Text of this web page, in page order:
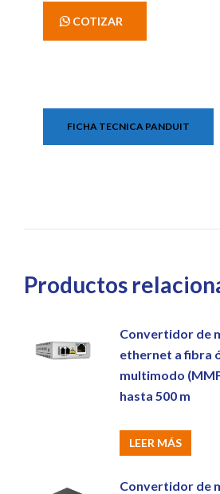
' COTIZAR
FICHA TECNICA PANDUIT
Productos
Convertidor de
ethernet a fibra
multimodo
hasta 500 m
LEER MÁS
Convertidor de